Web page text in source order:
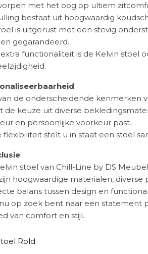
met het oog op ultiem
bestaat uit hoogwaardig
is uitgerust met een stevig
gegarandeerd.
functionaliteit is de Kelvin stoel
de onderscheidende kenmerken
de keuze uit diverse
en persoonlijke voorkeur past.
flexibiliteit stelt u in staat een stoel
stoel van Chill-Line by DS
hoogwaardige materialen,
balans tussen design en
op zoek bent naar een statement
van comfort en stijl.
Rold